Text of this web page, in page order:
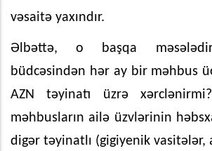
vəsaitə yaxındır.
Əlbəttə, o başqa
büdcəsindən hər ay bir məhbus
AZN təyinatı üzrə
məhbusların ailə üzvlərinin
digər təyinatlı (gigiyenik vasitələr,